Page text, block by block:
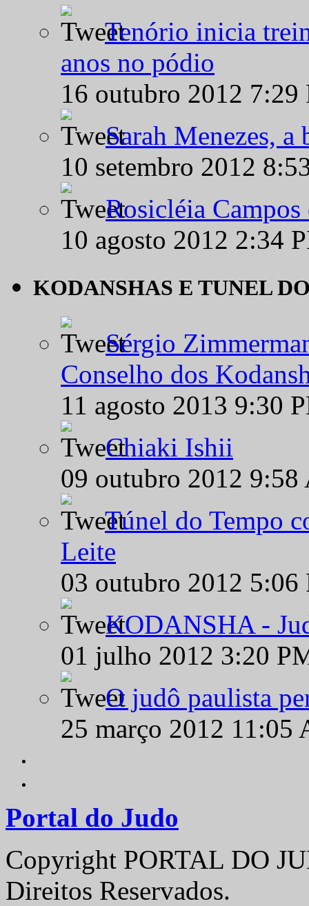
Tenório inicia
anos no pódio
16 outubro 2012
Sarah Menezes,
10 setembro 2012
Rosicléia
10 agosto 2012 2:34
KODANSHAS E TUNEL
Sérgio
Conselho dos
11 agosto 2013 9:30
Chiaki Ishii
09 outubro 2012
Túnel do Tempo
Leite
03 outubro 2012
KODANSHA -
01 julho 2012 3:20
O judô paulista
25 março 2012
Portal do Judo
Copyright PORTAL DO
Direitos Reservados.